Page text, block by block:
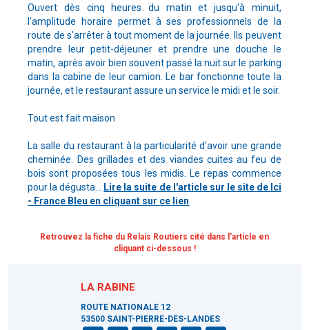
Ouvert dès cinq heures du matin et jusqu'à minuit,
l'amplitude horaire permet à ses professionnels de la
route de s'arrêter à tout moment de la journée. Ils peuvent
prendre leur petit-déjeuner et prendre une douche le
matin, après avoir bien souvent passé la nuit sur le parking
dans la cabine de leur camion. Le bar fonctionne toute la
journée, et le restaurant assure un service le midi et le soir.
Tout est fait maison
La salle du restaurant à la particularité d'avoir une grande
cheminée. Des grillades et des viandes cuites au feu de
bois sont proposées tous les midis. Le repas commence
pour la dégusta...
Lire la suite de l'article sur le site de Ici
- France Bleu en cliquant sur ce lien
Retrouvez la fiche du Relais Routiers cité dans l'article en
cliquant ci-dessous !
LA RABINE
ROUTE NATIONALE 12
53500 SAINT-PIERRE-DES-LANDES